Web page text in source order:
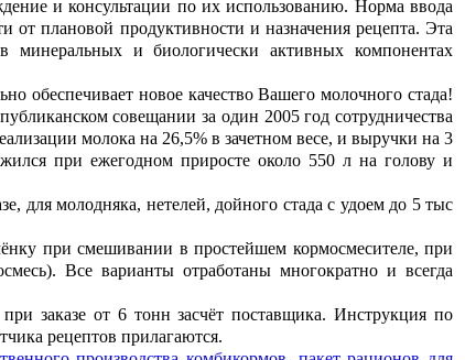
и консультации по их использованию. Норма ввода
от плановой продуктивности и назначения рецепта. Эта
минеральных и биологически активных компонентах
новое качество Вашего молочного стада!
совещании за один 2005 год сотрудничества
молока на 26,5% в зачетном весе, и выручки на 3
при ежегодном приросте около 550 л на голову и
для молодняка, нетелей, дойного стада с удоем до 5 тыс
при смешивании в простейшем кормосмесителе, при
Все варианты отработаны многократно и всегда
заказе от 6 тонн засчёт поставщика. Инструкция по
рецептов прилагаются.